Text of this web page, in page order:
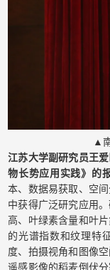
▲
江苏大学副研究员王
物长势应用实践》的报
本、数据易获取、空
中获得广泛研究应用
高、叶绿素含量和叶
的光谱指数和纹理特
度、拍摄视角和图像
遥感影像的稻麦倒伏